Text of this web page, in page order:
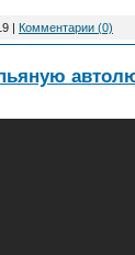
Комментарии (0)